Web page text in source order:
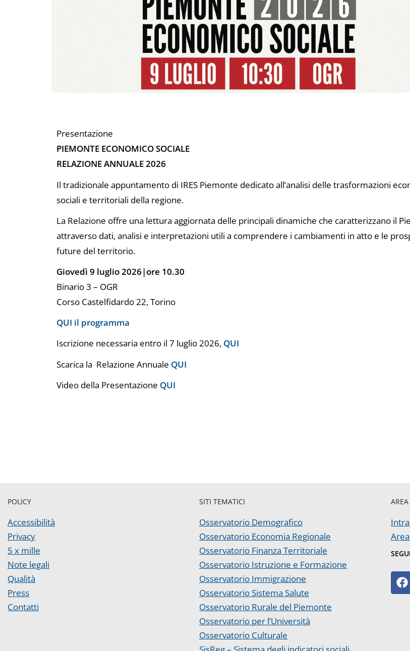
Presentazione
PIEMONTE ECONOMICO SOCIALE
RELAZIONE ANNUALE 2026
Il tradizionale appuntamento di IRES Piemonte dedicato all’analisi delle trasformazioni
sociali e territoriali della regione.
La Relazione offre una lettura aggiornata delle principali dinamiche che caratterizzano il
attraverso dati, analisi e interpretazioni utili a comprendere i cambiamenti in atto e le
future del territorio.
Giovedì 9 luglio 2026|ore 10.30
Binario 3 – OGR
Corso Castelfidardo 22, Torino
QUI il programma
Iscrizione necessaria entro il 7 luglio 2026, QUI
Scarica la Relazione Annuale QUI
Video della Presentazione QUI
POLICY
Accessibilità
Privacy
5 x mille
Note legali
Qualità
Press
Contatti
SITI TEMATICI
Osservatorio Demografico
Osservatorio Economia Regionale
Osservatorio Finanza Territoriale
Osservatorio Istruzione e Formazione
Osservatorio Immigrazione
Osservatorio Sistema Salute
Osservatorio Rurale del Piemonte
Osservatorio per l’Università
Osservatorio Culturale